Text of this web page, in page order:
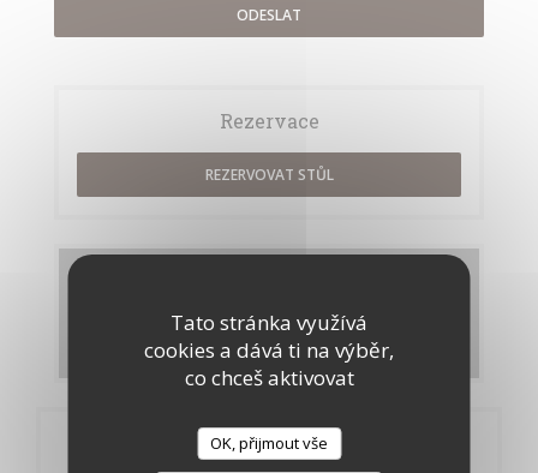
Tato stránka využívá
cookies a dává ti na výběr,
co chceš aktivovat
OK, přijmout vše
Rezervace
REZERVOVAT STŮL
OBJEVTE NAŠE MENU
Obecné informace